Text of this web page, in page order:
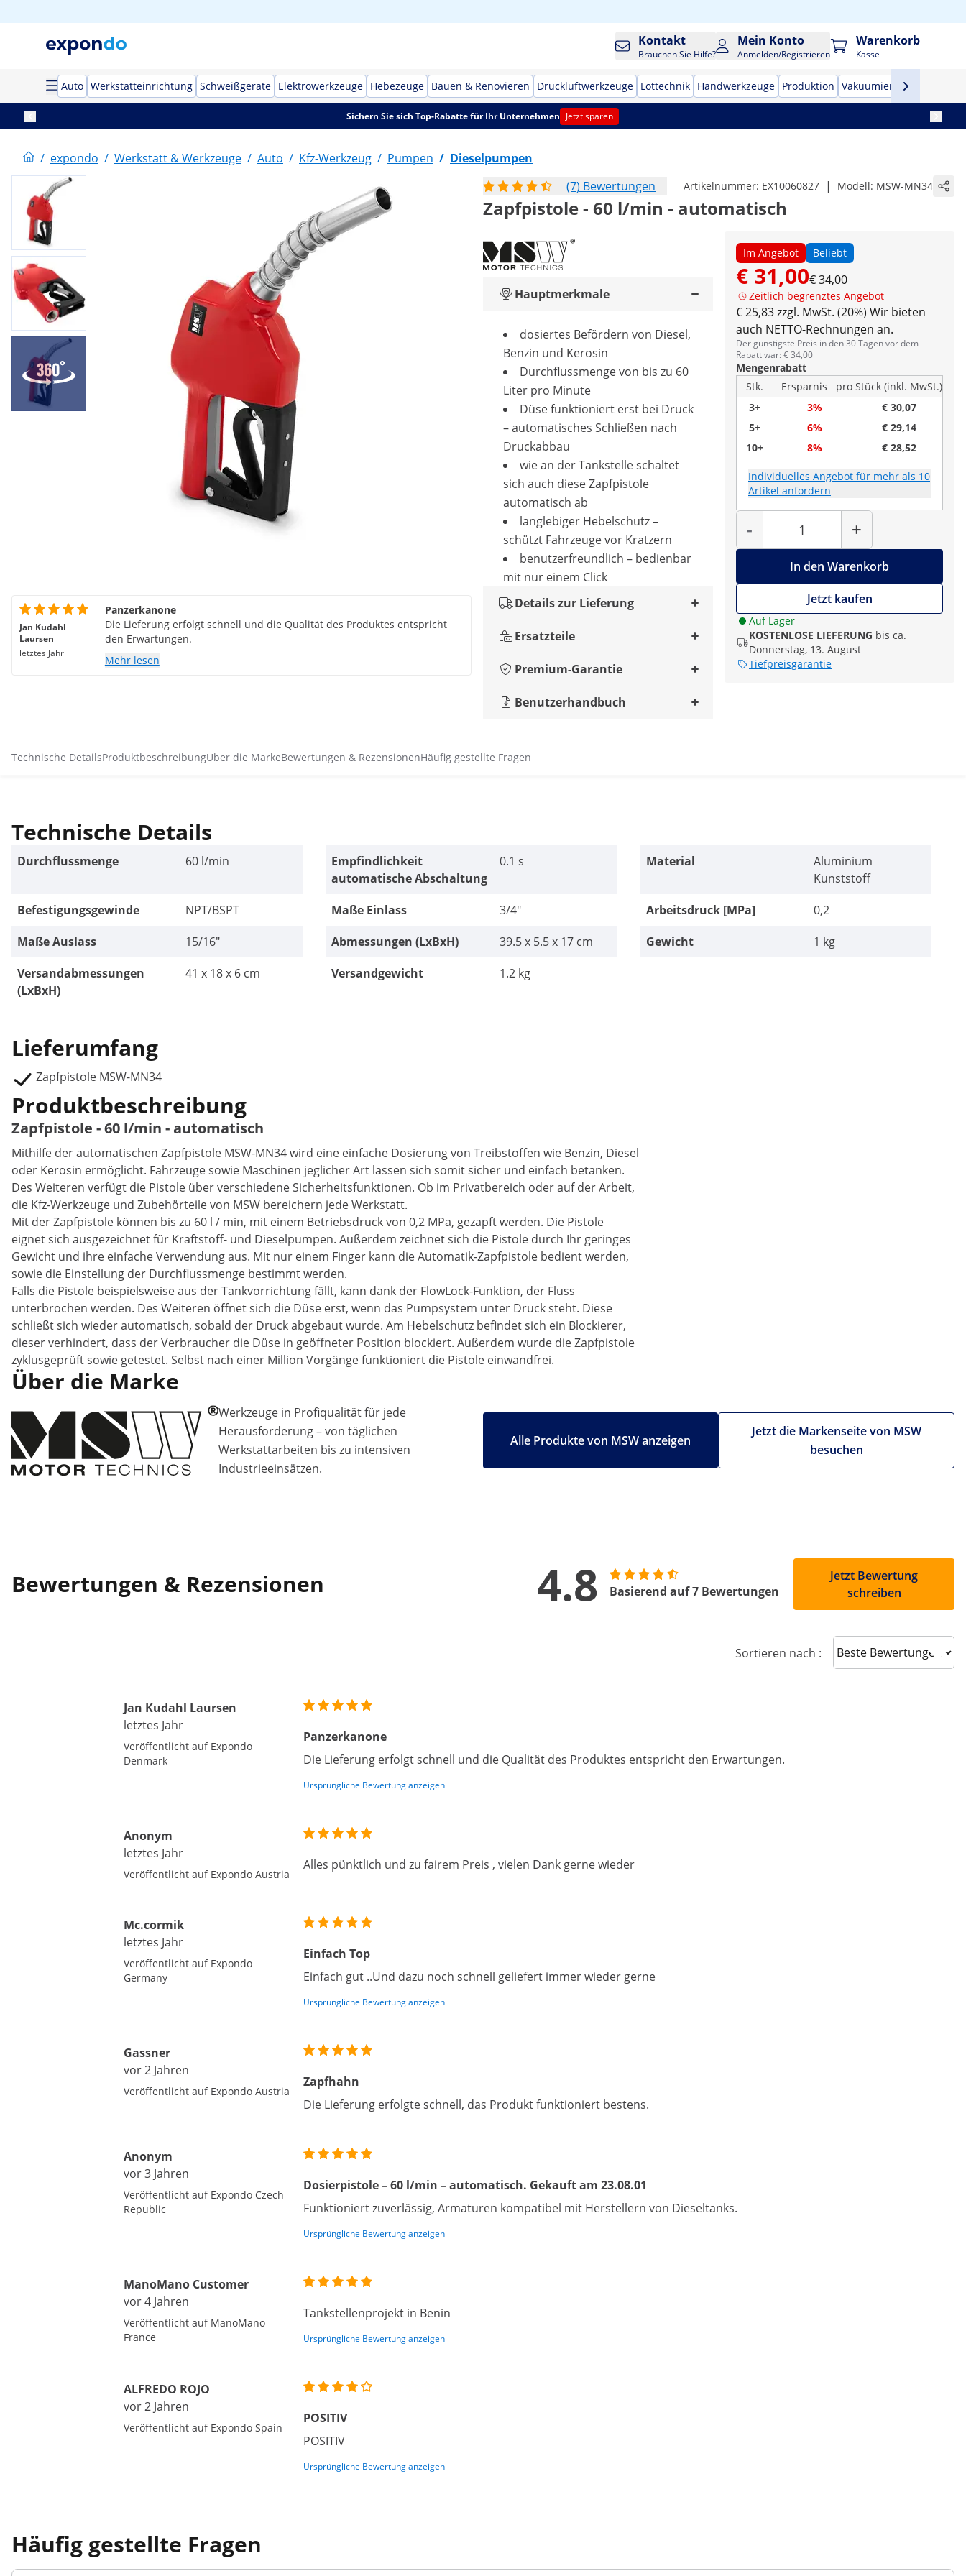
Kontakt
Brauchen Sie Hilfe?
Mein Konto
Anmelden/Registrieren
Warenkorb
Kasse
Auto Werkstatteinrichtung Schweißgeräte Elektrowerkzeuge Hebezeuge Bauen & Renovieren Druckluftwerkzeuge Löttechnik Handwerkzeuge Produktion Vakuumierer
Sichern Sie sich Top-Rabatte für Ihr Unternehmen Jetzt sparen
/ expondo / Werkstatt & Werkzeuge / Auto / Kfz-Werkzeug / Pumpen / Dieselpumpen
(7) Bewertungen
Artikelnummer: EX10060827 | Modell: MSW-MN34
Zapfpistole - 60 l/min - automatisch
Im Angebot Beliebt
€ 31,00€ 34,00
Zeitlich begrenztes Angebot
€ 25,83 zzgl. MwSt. (20%) Wir bieten
auch NETTO-Rechnungen an.
Der günstigste Preis in den 30 Tagen vor dem
Rabatt war: € 34,00
Mengenrabatt
Stk.
Ersparnis
pro Stück (inkl. MwSt.)
3+
3%
€ 30,07
5+
6%
€ 29,14
10+
8% € 28,52
Individuelles Angebot für mehr als 10
Artikel anfordern
-
Menge
+
In den Warenkorb
Jetzt kaufen
Auf Lager
KOSTENLOSE LIEFERUNG bis ca.
Donnerstag, 13. August
Tiefpreisgarantie
Hauptmerkmale
dosiertes Befördern von Diesel,
Benzin und Kerosin
Durchflussmenge von bis zu 60
Liter pro Minute
Düse funktioniert erst bei Druck
– automatisches Schließen nach
Druckabbau
wie an der Tankstelle schaltet
sich auch diese Zapfpistole
automatisch ab
langlebiger Hebelschutz –
schützt Fahrzeuge vor Kratzern
benutzerfreundlich – bedienbar
mit nur einem Click
Details zur Lieferung
Ersatzteile
Premium-Garantie
Benutzerhandbuch
Jan Kudahl
Laursen
letztes Jahr
Panzerkanone
Die Lieferung erfolgt schnell und die Qualität des Produktes entspricht
den Erwartungen.
Mehr lesen
Technische DetailsProduktbeschreibungÜber die MarkeBewertungen & RezensionenHäufig gestellte Fragen
Technische Details
Durchflussmenge 60 l/min
Empfindlichkeit
automatische Abschaltung
0.1 s Material
Aluminium
Kunststoff
Befestigungsgewinde
NPT/BSPT Maße Einlass 3/4" Arbeitsdruck [MPa]
0,2
Maße Auslass
15/16" Abmessungen (LxBxH) 39.5 x 5.5 x 17 cm Gewicht
1 kg
Versandabmessungen
(LxBxH)
41 x 18 x 6 cm Versandgewicht 1.2 kg
Lieferumfang
Zapfpistole MSW-MN34
Produktbeschreibung
Zapfpistole - 60 l/min - automatisch
Mithilfe der automatischen Zapfpistole MSW-MN34 wird eine einfache Dosierung von Treibstoffen wie Benzin, Diesel
oder Kerosin ermöglicht. Fahrzeuge sowie Maschinen jeglicher Art lassen sich somit sicher und einfach betanken.
Des Weiteren verfügt die Pistole über verschiedene Sicherheitsfunktionen. Ob im Privatbereich oder auf der Arbeit,
die Kfz-Werkzeuge und Zubehörteile von MSW bereichern jede Werkstatt.
Mit der Zapfpistole können bis zu 60 l / min, mit einem Betriebsdruck von 0,2 MPa, gezapft werden. Die Pistole
eignet sich ausgezeichnet für Kraftstoff- und Dieselpumpen. Außerdem zeichnet sich die Pistole durch Ihr geringes
Gewicht und ihre einfache Verwendung aus. Mit nur einem Finger kann die Automatik-Zapfpistole bedient werden,
sowie die Einstellung der Durchflussmenge bestimmt werden.
Falls die Pistole beispielsweise aus der Tankvorrichtung fällt, kann dank der FlowLock-Funktion, der Fluss
unterbrochen werden. Des Weiteren öffnet sich die Düse erst, wenn das Pumpsystem unter Druck steht. Diese
schließt sich wieder automatisch, sobald der Druck abgebaut wurde. Am Hebelschutz befindet sich ein Blockierer,
dieser verhindert, dass der Verbraucher die Düse in geöffneter Position blockiert. Außerdem wurde die Zapfpistole
zyklusgeprüft sowie getestet. Selbst nach einer Million Vorgänge funktioniert die Pistole einwandfrei.
Über die Marke
Werkzeuge in Profiqualität für jede
Herausforderung – von täglichen
Werkstattarbeiten bis zu intensiven
Industrieeinsätzen.
Jetzt die Markenseite von MSW
besuchen
Alle Produkte von MSW anzeigen
Bewertungen & Rezensionen 4.8 Basierend auf 7 Bewertungen
Jetzt Bewertung
schreiben
Sortieren nach : Sort reviews
Jan Kudahl Laursen
letztes Jahr
Veröffentlicht auf Expondo
Denmark
Panzerkanone
Die Lieferung erfolgt schnell und die Qualität des Produktes entspricht den Erwartungen.
Ursprüngliche Bewertung anzeigen
Anonym
letztes Jahr
Veröffentlicht auf Expondo Austria
Alles pünktlich und zu fairem Preis , vielen Dank gerne wieder
Mc.cormik
letztes Jahr
Veröffentlicht auf Expondo
Germany
Einfach Top
Einfach gut ..Und dazu noch schnell geliefert immer wieder gerne
Ursprüngliche Bewertung anzeigen
Gassner
vor 2 Jahren
Veröffentlicht auf Expondo Austria
Zapfhahn
Die Lieferung erfolgte schnell, das Produkt funktioniert bestens.
Anonym
vor 3 Jahren
Veröffentlicht auf Expondo Czech
Republic
Dosierpistole – 60 l/min – automatisch. Gekauft am 23.08.01
Funktioniert zuverlässig, Armaturen kompatibel mit Herstellern von Dieseltanks.
Ursprüngliche Bewertung anzeigen
ManoMano Customer
vor 4 Jahren
Veröffentlicht auf ManoMano
France
Tankstellenprojekt in Benin
Ursprüngliche Bewertung anzeigen
ALFREDO ROJO
vor 2 Jahren
Veröffentlicht auf Expondo Spain
POSITIV
POSITIV
Ursprüngliche Bewertung anzeigen
Häufig gestellte Fragen